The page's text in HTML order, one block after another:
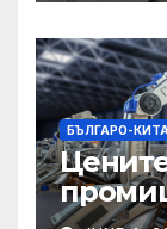
БЪЛГАРО-